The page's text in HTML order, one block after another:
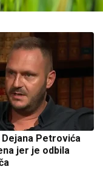
Dejana Petrovića
jer je odbila